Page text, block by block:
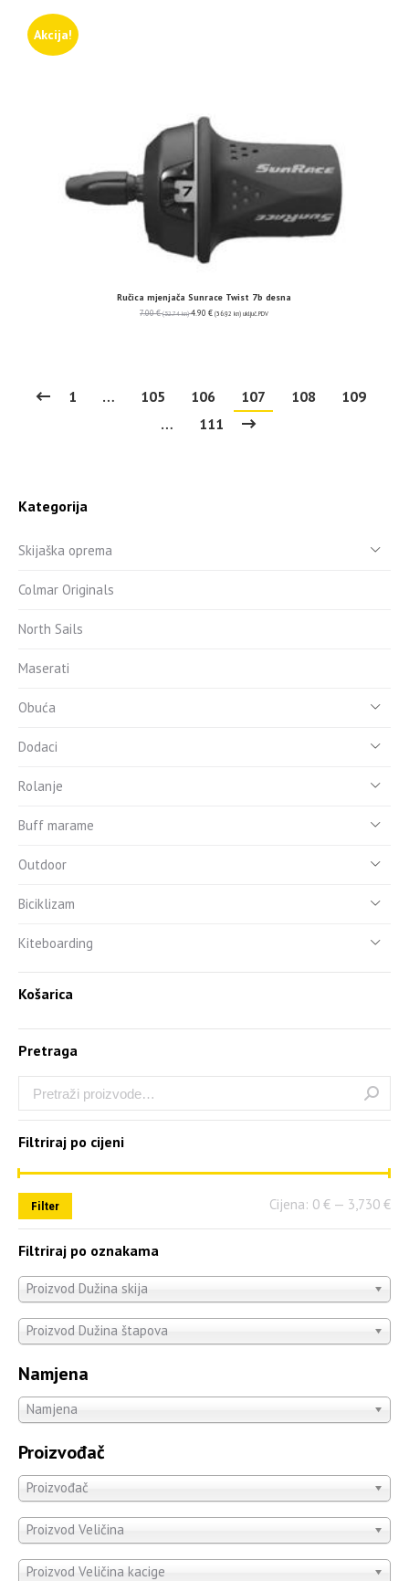
Akcija!
Ručica mjenjača Sunrace Twist 7b desna
7.00€ (52.74 kn) 4.90 € (36.92 kn) uključ. PDV
1 … 105 106 107 108
109
…
111
Kategorija
Skijaška oprema
Colmar Originals
North Sails
Maserati
Obuća
Dodaci
Rolanje
Buff marame
Outdoor
Biciklizam
Kiteboarding
Košarica
Pretraga
Filtriraj po cijeni
Filter Cijena: 0 € — 3,730 €
Filtriraj po oznakama
Proizvod Dužina skija
Proizvod Dužina štapova
Namjena
Namjena
Proizvođač
Proizvođač
Proizvod Veličina
Proizvod Veličina kacige